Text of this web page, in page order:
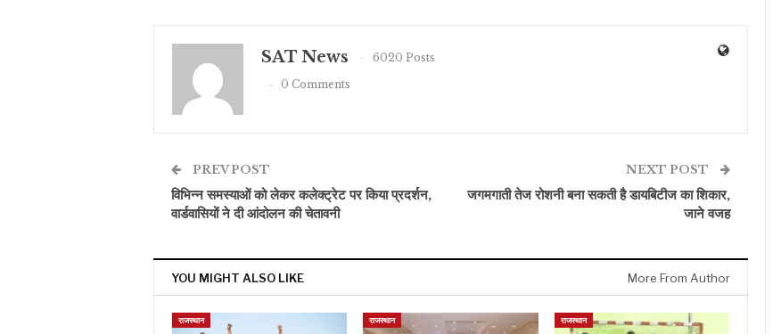
SAT News
6020 Posts
0 Comments
PREV POST
विभिन्न समस्याओं को लेकर कलेक्ट्रेट पर किया प्रदर्शन,
वार्डवासियों ने दी आंदोलन की चेतावनी
NEXT POST
जगमगाती तेज रोशनी बना सकती है डायबिटीज का शिकार,
जाने वजह
YOU MIGHT ALSO LIKE More From Author
राजस्थान राजस्थान राजस्थान